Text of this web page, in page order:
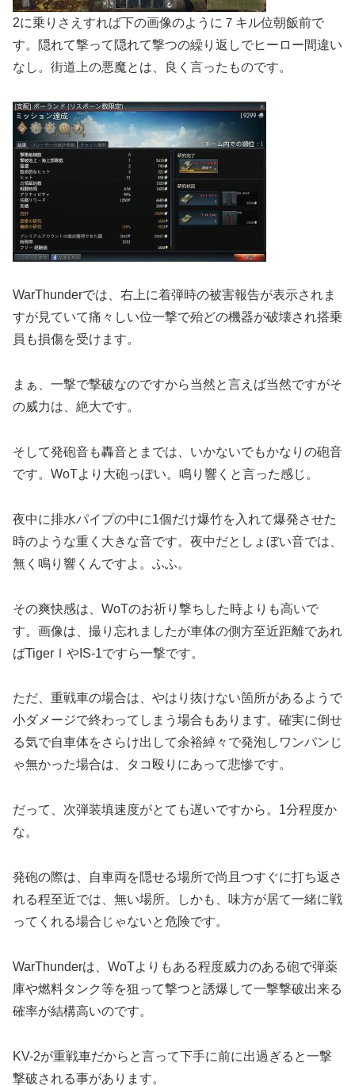
2に乗りさえすれば下の画像のように７キル位朝飯前で
す。隠れて撃って隠れて撃つの繰り返しでヒーロー間違い
なし。街道上の悪魔とは、良く言ったものです。
WarThunderでは、右上に着弾時の被害報告が表示されま
すが見ていて痛々しい位一撃で殆どの機器が破壊され搭乗
員も損傷を受けます。
まぁ、一撃で撃破なのですから当然と言えば当然ですがそ
の威力は、絶大です。
そして発砲音も轟音とまでは、いかないでもかなりの砲音
です。WoTより大砲っぽい。鳴り響くと言った感じ。
夜中に排水パイプの中に1個だけ爆竹を入れて爆発させた
時のような重く大きな音です。夜中だとしょぼい音では、
無く鳴り響くんですよ。ふふ。
その爽快感は、WoTのお祈り撃ちした時よりも高いで
す。画像は、撮り忘れましたが車体の側方至近距離であれ
ばTigerⅠやIS-1ですら一撃です。
ただ、重戦車の場合は、やはり抜けない箇所があるようで
小ダメージで終わってしまう場合もあります。確実に倒せ
る気で自車体をさらけ出して余裕綽々で発泡しワンパンじ
ゃ無かった場合は、タコ殴りにあって悲惨です。
だって、次弾装填速度がとても遅いですから。1分程度か
な。
発砲の際は、自車両を隠せる場所で尚且つすぐに打ち返さ
れる程至近では、無い場所。しかも、味方が居て一緒に戦
ってくれる場合じゃないと危険です。
WarThunderは、WoTよりもある程度威力のある砲で弾薬
庫や燃料タンク等を狙って撃つと誘爆して一撃撃破出来る
確率が結構高いのです。
KV-2が重戦車だからと言って下手に前に出過ぎると一撃
撃破される事があります。